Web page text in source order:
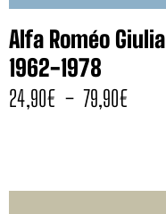
Alfa Roméo Giulia
1962-1978
24,90€ – 79,90€